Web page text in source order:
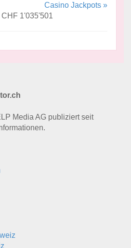
Casino Jackpots »
1'035'501
Media AG publiziert seit